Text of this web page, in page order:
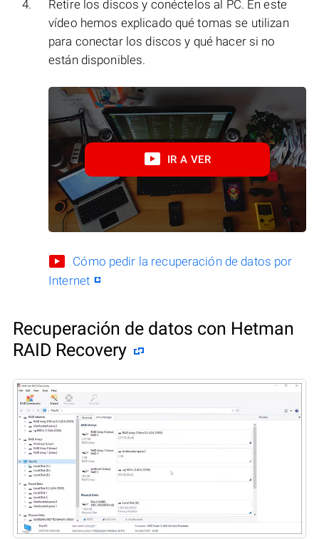
Retire los discos y conéctelos al PC. En este
vídeo hemos explicado qué tomas se utilizan
para conectar los discos y qué hacer si no
están disponibles.
IR A VER
Cómo pedir la recuperación de datos por
Internet
Recuperación de datos con Hetman
RAID Recovery